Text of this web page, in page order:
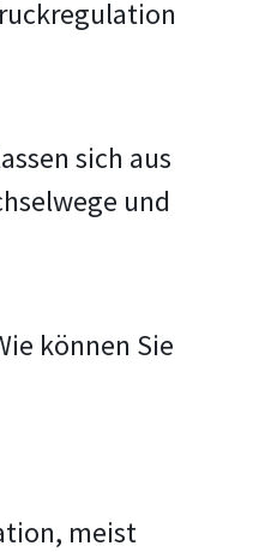
sich aus
und
können Sie
meist